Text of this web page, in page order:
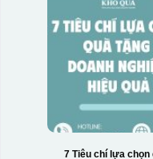
Hộp xi 6 bát cơm
7 Tiêu chí lựa chọn